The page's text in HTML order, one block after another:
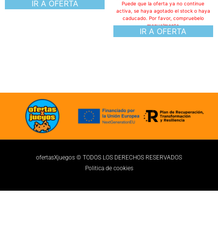
IR A OFERTA
Puede que la oferta ya no continue
activa, se haya agotado el stock o haya
caducado. Por favor, compruebelo
manualmente
ofertasXjuegos © TODOS LOS DERECHOS RESERVADOS
Politica de cookies